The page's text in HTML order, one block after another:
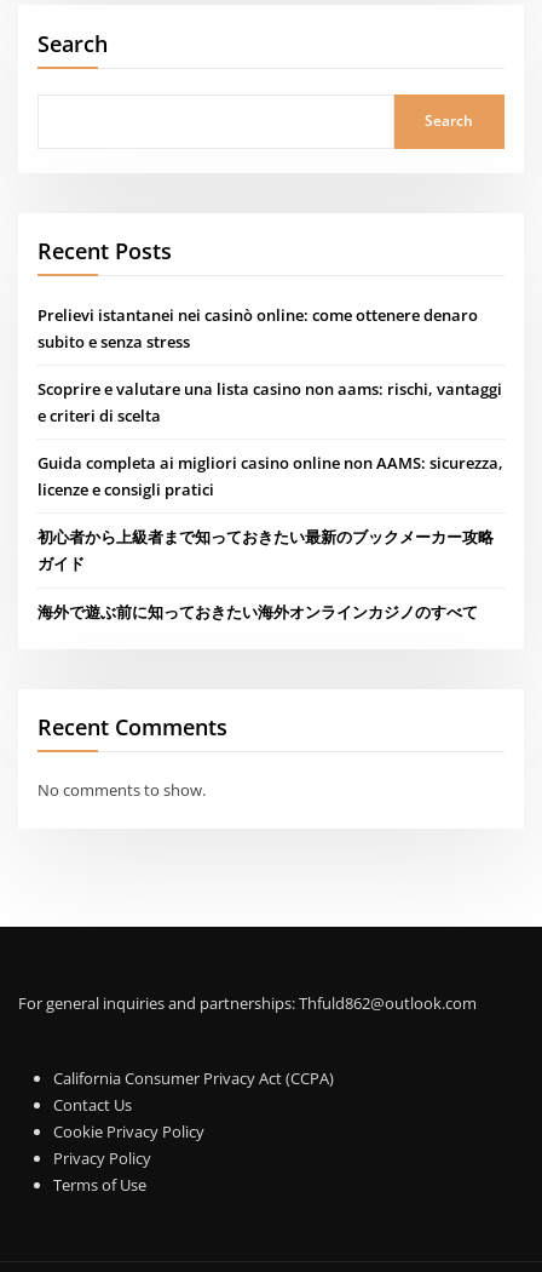
Search
Search
Recent Posts
Prelievi istantanei nei casinò online: come ottenere denaro
subito e senza stress
Scoprire e valutare una lista casino non aams: rischi, vantaggi
e criteri di scelta
Guida completa ai migliori casino online non AAMS: sicurezza,
licenze e consigli pratici
初心者から上級者まで知っておきたい最新のブックメーカー攻略
ガイド
海外で遊ぶ前に知っておきたい海外オンラインカジノのすべて
Recent Comments
No comments to show.
For general inquiries and partnerships:Thfuld862@outlook.com
California Consumer Privacy Act (CCPA)
Contact Us
Cookie Privacy Policy
Privacy Policy
Terms of Use